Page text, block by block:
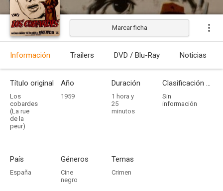
Estrenada
Marcar ficha
Información Trailers DVD / Blu-Ray Noticias
Título original
Los
cobardes
(La rue
de la
peur)
Año
1959
Duración
1 hora y
25
minutos
Clasificación por edades
Sin
información
País
España
Géneros
Cine
negro
Temas
Crimen